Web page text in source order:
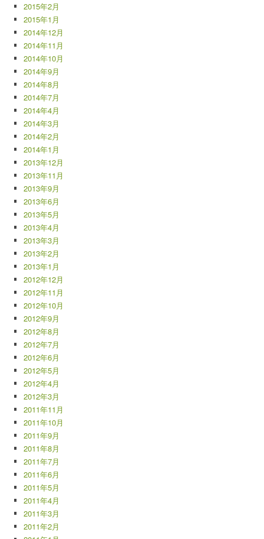
2015年2月
2015年1月
2014年12月
2014年11月
2014年10月
2014年9月
2014年8月
2014年7月
2014年4月
2014年3月
2014年2月
2014年1月
2013年12月
2013年11月
2013年9月
2013年6月
2013年5月
2013年4月
2013年3月
2013年2月
2013年1月
2012年12月
2012年11月
2012年10月
2012年9月
2012年8月
2012年7月
2012年6月
2012年5月
2012年4月
2012年3月
2011年11月
2011年10月
2011年9月
2011年8月
2011年7月
2011年6月
2011年5月
2011年4月
2011年3月
2011年2月